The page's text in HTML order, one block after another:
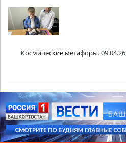
Космические метафоры. 09.04.26